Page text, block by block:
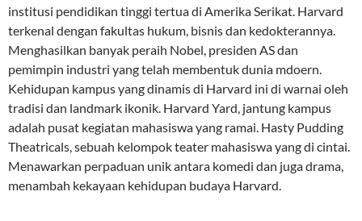
institusi pendidikan tinggi tertua di Amerika Serikat. Harvard
terkenal dengan fakultas hukum, bisnis dan kedokterannya.
Menghasilkan banyak peraih Nobel, presiden AS dan
pemimpin industri yang telah membentuk dunia mdoern.
Kehidupan kampus yang dinamis di Harvard ini di warnai oleh
tradisi dan landmark ikonik. Harvard Yard, jantung kampus
adalah pusat kegiatan mahasiswa yang ramai. Hasty Pudding
Theatricals, sebuah kelompok teater mahasiswa yang di cintai.
Menawarkan perpaduan unik antara komedi dan juga drama,
menambah kekayaan kehidupan budaya Harvard.